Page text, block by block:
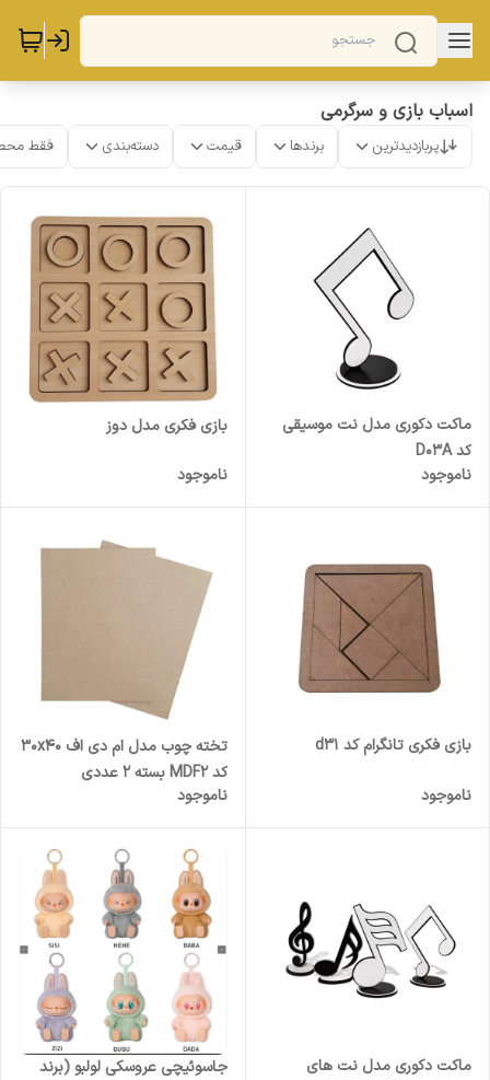
اسباب بازی و سرگرمی
پربازدیدترین برندها قیمت دسته‌بندی فقط
ماکت دکوری مدل نت موسیقی
کد D03A
ناموجود
بازی فکری مدل دوز
ناموجود
بازی فکری تانگرام کد d31
ناموجود
تخته چوب مدل ام دی اف 30x40
کد MDF2 بسته 2 عددی
ناموجود
ماکت دکوری مدل نت های
جاسوئیچی عروسکی لولبو (برند